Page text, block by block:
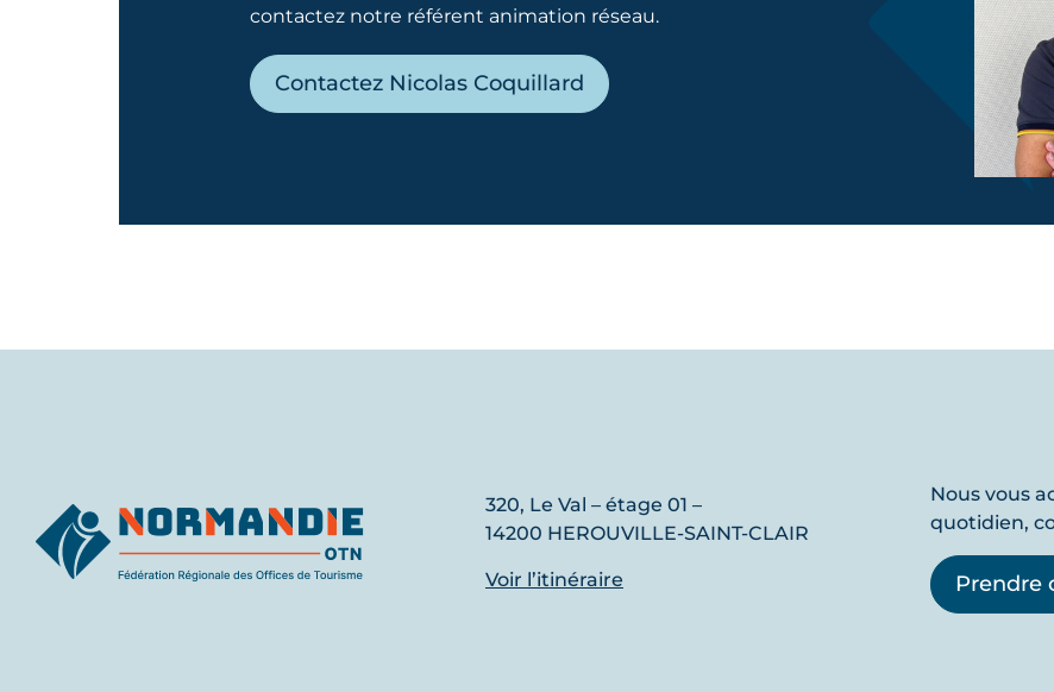
contactez notre référent animation réseau.
Contactez Nicolas Coquillard
320, Le Val – étage 01 –
14200 HEROUVILLE-SAINT-CLAIR
Voir l’itinéraire
Nous vous
quotidien,
Prendre